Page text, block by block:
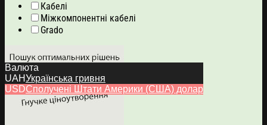
Кабелі
Міжкомпонентні кабелі
Grado
Валюта
UAHУкраїнська гривня
USDСполучені Штати Америки (США) долар